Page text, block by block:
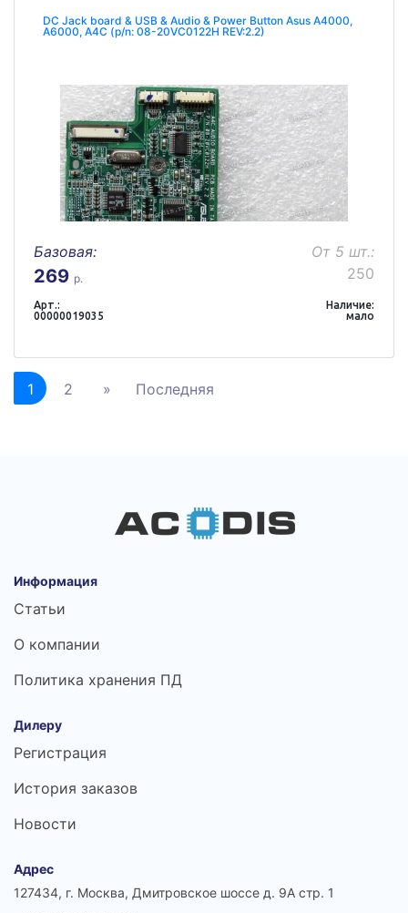
DC Jack board & USB & Audio & Power Button Asus A4000,
A6000, A4C (p/n: 08-20VC0122H REV:2.2)
Базовая:
269 р.
От 5 шт.:
250
Арт.:
00000019035
Наличие:
мало
1 2 » Последняя
Информация
Статьи
О компании
Политика хранения ПД
Дилеру
Регистрация
История заказов
Новости
Адрес
127434, г. Москва, Дмитровское шоссе д. 9А стр. 1